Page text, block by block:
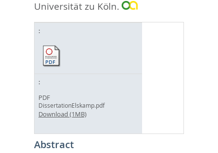
Universität zu Köln.
PDF
DissertationElskamp.pdf
Download (1MB)
Abstract